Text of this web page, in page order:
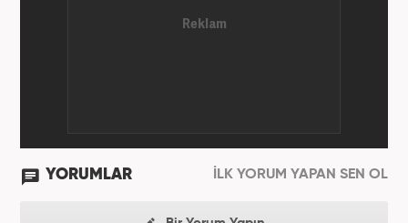
YORUMLAR İLK YORUM YAPAN SEN OL